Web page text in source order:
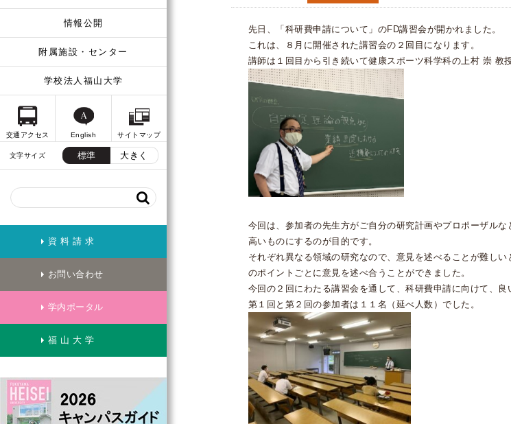
情報公開
附属施設・センター
学校法人福山大学
交通アクセス English サイトマップ
文字サイズ 標準 大きく
資 料 請 求
お問い合わせ
学内ポータル
福 山 大 学
先日、「科研費申請について」のFD講習会が開かれました。
これは、８月に開催された講習会の２回目になります。
講師は１回目から引き続いて健康スポーツ科学科の上村 崇 教
今回は、参加者の先生方がご自分の研究計画やプロポーザル
高いものにするのが目的です。
それぞれ異なる領域の研究なので、意見を述べることが難し
のポイントごとに意見を述べ合うことができました。
今回の２回にわたる講習会を通して、科研費申請に向けて、良
第１回と第２回の参加者は１１名（延べ人数）でした。